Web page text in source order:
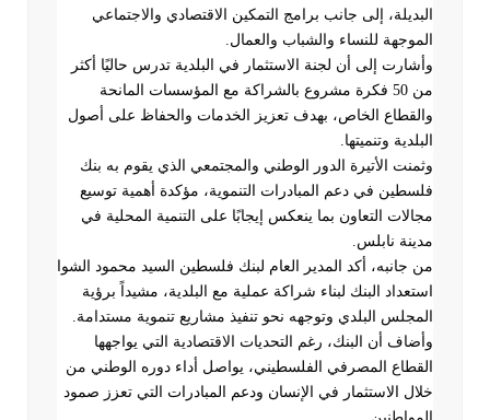
البديلة، إلى جانب برامج التمكين الاقتصادي والاجتماعي
الموجهة للنساء والشباب والعمال.
وأشارت إلى أن لجنة الاستثمار في البلدية تدرس حاليًا أكثر
من 50 فكرة مشروع بالشراكة مع المؤسسات المانحة
والقطاع الخاص، بهدف تعزيز الخدمات والحفاظ على أصول
البلدية وتنميتها.
وثمنت الأتيرة الدور الوطني والمجتمعي الذي يقوم به بنك
فلسطين في دعم المبادرات التنموية، مؤكدة أهمية توسيع
مجالات التعاون بما ينعكس إيجابًا على التنمية المحلية في
مدينة نابلس.
من جانبه، أكد المدير العام لبنك فلسطين السيد محمود الشوا
استعداد البنك لبناء شراكة عملية مع البلدية، مشيداً برؤية
المجلس البلدي وتوجهه نحو تنفيذ مشاريع تنموية مستدامة.
وأضاف أن البنك، رغم التحديات الاقتصادية التي يواجهها
القطاع المصرفي الفلسطيني، يواصل أداء دوره الوطني من
خلال الاستثمار في الإنسان ودعم المبادرات التي تعزز صمود